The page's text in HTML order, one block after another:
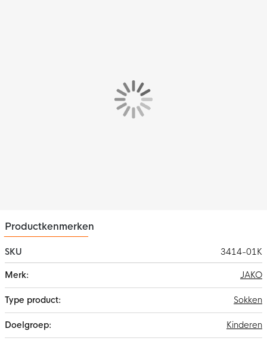
Productkenmerken
SKU
3414-01K
informatie
JAKO
Sokken
Kinderen